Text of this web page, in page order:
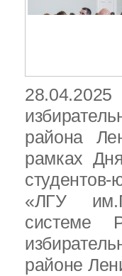
района
рамках
«ЛГУ
системе
районе